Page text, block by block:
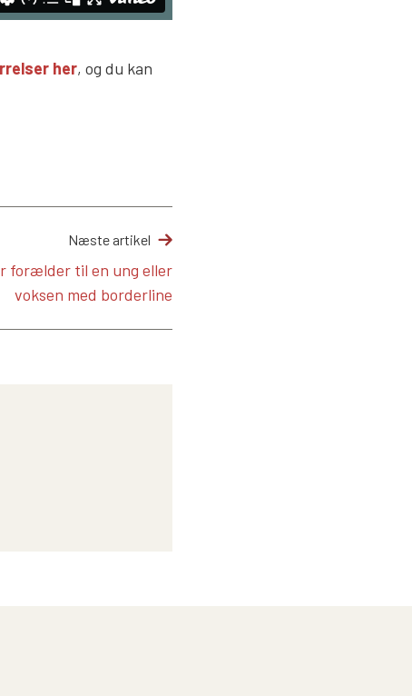
her, og du kan
Næste artikel
forælder til en ung eller
voksen med borderline